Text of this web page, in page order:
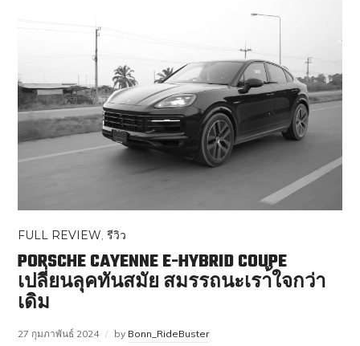
FULL REVIEW ,รีวิว
PORSCHE CAYENNE E-HYBRID COUPE
เปลี่ยนลุคทันสมัย สมรรถนะเรา้ใจกว่า
เดิม
27 กุมภาพันธ์ 2024 by Bonn_RideBuster